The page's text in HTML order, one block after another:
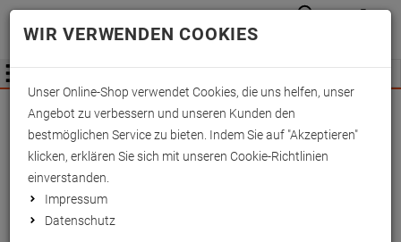
Wichtige Änderung für Fachhändler zum
01.09.2026 -Mehr Informationen hier
Anmelden
Menü
WIR VERWENDEN COOKIES
Unser Online-Shop verwendet Cookies, die uns helfen, unser
Angebot zu verbessern und unseren Kunden den
bestmöglichen Service zu bieten. Indem Sie auf "Akzeptieren"
klicken, erklären Sie sich mit unseren Cookie-Richtlinien
einverstanden.
Impressum
Datenschutz